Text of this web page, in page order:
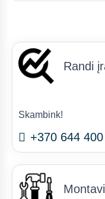
Randi
Skambink!
+370 644